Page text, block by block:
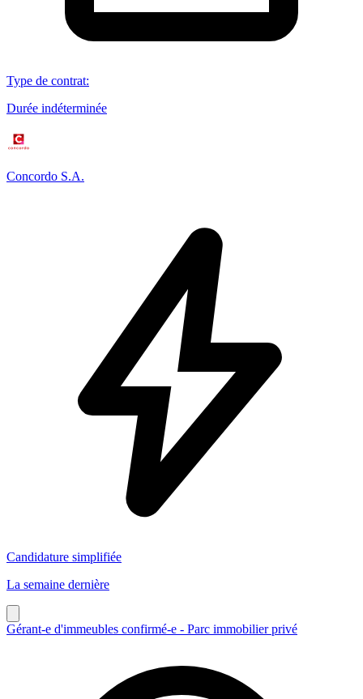
Type de contrat:
Durée indéterminée
Concordo S.A.
Candidature simplifiée
La semaine dernière
Gérant-e d'immeubles confirmé-e - Parc immobilier privé